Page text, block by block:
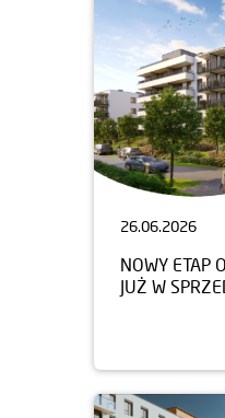
26.06.2026
NOWY ETAP
JUŻ W